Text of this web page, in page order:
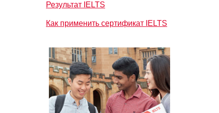
Результат IELTS
Как применить сертификат IELTS